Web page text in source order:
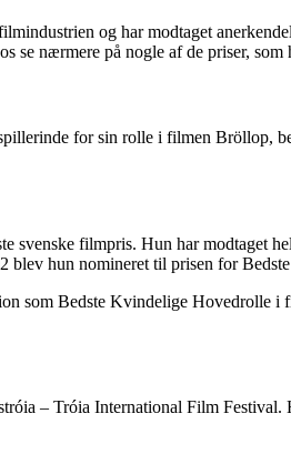
og har modtaget
se nærmere på nogle af de priser,
for sin rolle i filmen Bröllop,
svenske filmpris. Hun har modtaget
hun nomineret til prisen for
som Bedste Kvindelige Hovedrolle
– Tróia International Film